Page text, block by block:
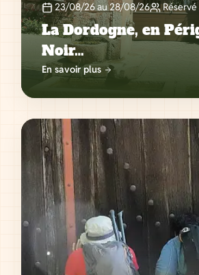
23/08/26 au 28/08/26
La Dordogne, en
Noir…
En savoir plus